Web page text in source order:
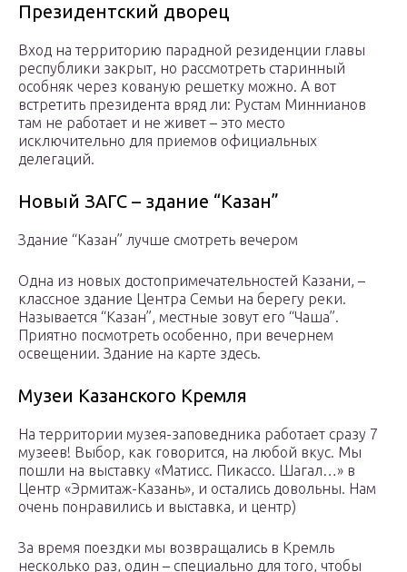
Президентский дворец
Вход на территорию парадной резиденции главы
республики закрыт, но рассмотреть старинный
особняк через кованую решетку можно. А вот
встретить президента вряд ли: Рустам Миннианов
там не работает и не живет – это место
исключительно для приемов официальных
делегаций.
Новый ЗАГС – здание “Казан”
Здание “Казан” лучше смотреть вечером
Одна из новых достопримечательностей Казани, –
классное здание Центра Семьи на берегу реки.
Называется “Казан”, местные зовут его “Чаша”.
Приятно посмотреть особенно, при вечернем
освещении. Здание на карте здесь.
Музеи Казанского Кремля
На территории музея-заповедника работает сразу 7
музеев! Выбор, как говорится, на любой вкус. Мы
пошли на выставку «Матисс. Пикассо. Шагал…» в
Центр «Эрмитаж-Казань», и остались довольны. Нам
очень понравились и выставка, и центр)
За время поездки мы возвращались в Кремль
несколько раз, один – специально для того, чтобы